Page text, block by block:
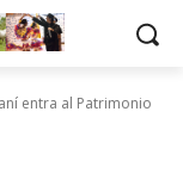
entra al Patrimonio